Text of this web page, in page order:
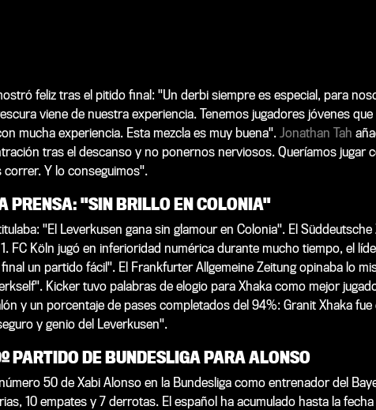
feliz tras el pitido final: "Un derbi siempre es especial, para
viene de nuestra experiencia. Tenemos jugadores jóvenes
mucha experiencia. Esta mezcla es muy buena". Jonathan Tah
tras el descanso y no ponernos nerviosos. Queríamos jugar
correr. Y lo conseguimos".
PRENSA: "SIN BRILLO EN COLONIA"
"El Leverkusen gana sin glamour en Colonia". El Süddeutsche
FC Köln jugó en inferioridad numérica durante mucho tiempo, el
un partido fácil". El Frankfurter Allgemeine Zeitungopinaba lo
Kickertuvo palabras de elogio para Xhaka como mejor
y un porcentaje de pases completados del 94%: Granit Xhaka fue
y genio del Leverkusen".
PARTIDO DE BUNDESLIGA PARA ALONSO
50 de Xabi Alonso en la Bundesliga como entrenador del
10 empates y 7 derrotas. El español ha acumulado hasta la